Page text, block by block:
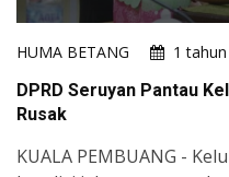
HUMA BETANG
1
DPRD Seruyan Pantau
Rusak
KUALA PEMBUANG -